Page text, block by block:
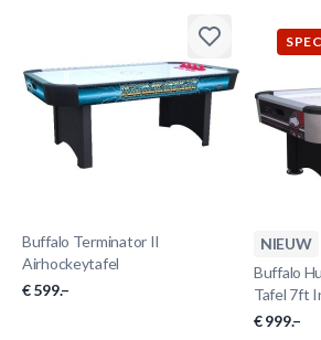
Buffalo Terminator II
Airhockeytafel
€ 599.–
NIEUW
Buffalo
Tafel 7ft
€ 999.–